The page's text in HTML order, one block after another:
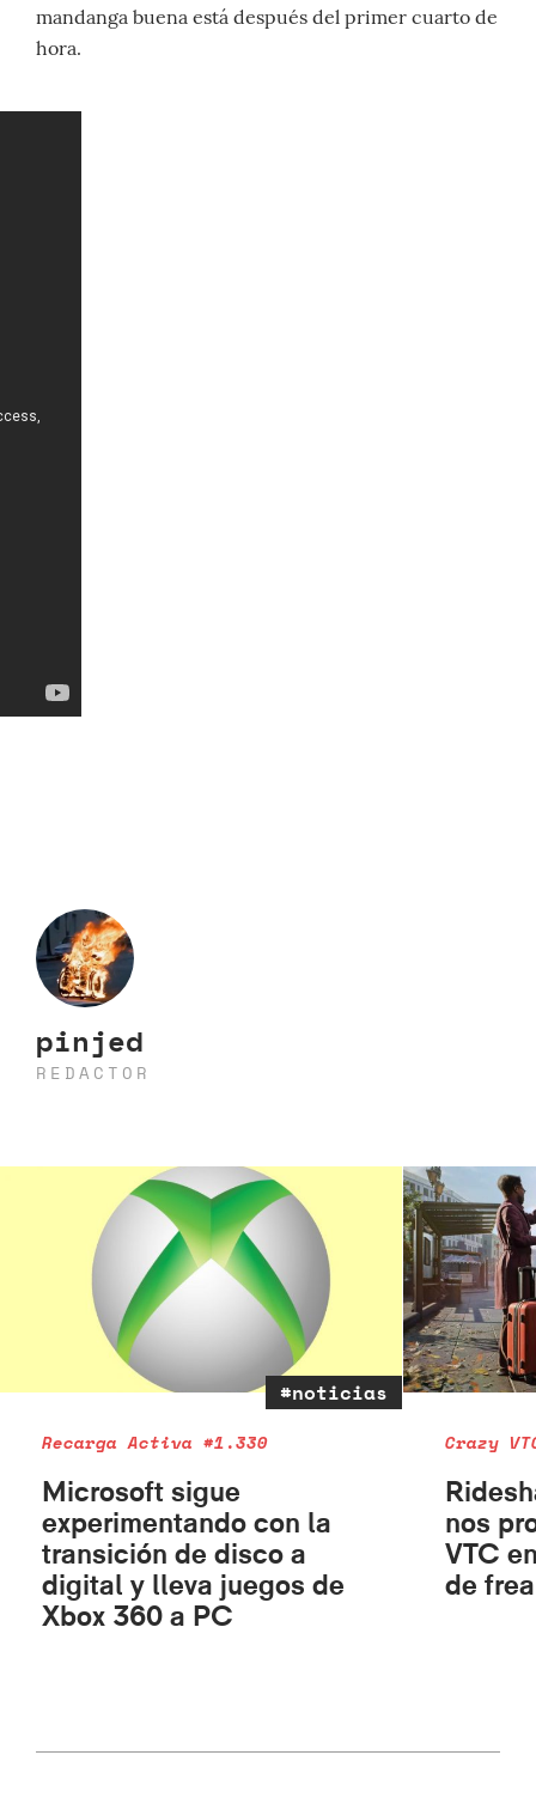
mandanga buena está después del primer cuarto de
hora.
pinjed
REDACTOR
#noticias
Recarga Activa #1.330
Microsoft sigue
experimentando con la
transición de disco a
digital y lleva juegos de
Xbox 360 a PC
Crazy
nos
VTC
de